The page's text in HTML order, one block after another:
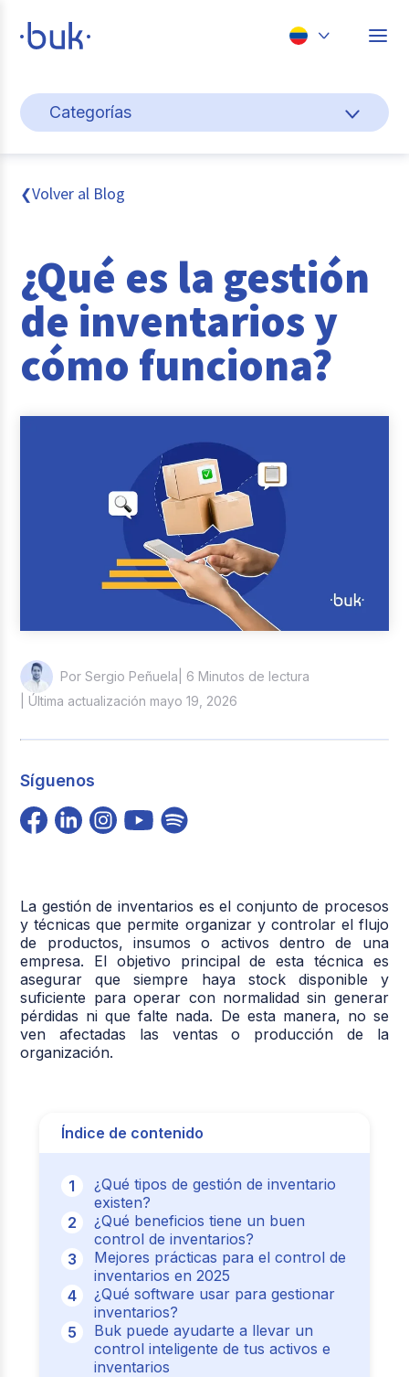
Perú
Categorías
Cultura y bienestar laboral
Gestión de personas
Pago de nómina
Buk
Transformación digital
Casos de éxito
Columna del Experto
Entrevistas
❮Volver al Blog
¿Qué es la gestión
de inventarios y
cómo funciona?
Por Sergio Peñuela | 6 Minutos de lectura
| Última actualización mayo 19, 2026
Síguenos
La gestión de inventarios es el conjunto de procesos
y técnicas que permite organizar y controlar el flujo
de productos, insumos o activos dentro de una
empresa. El objetivo principal de esta técnica es
asegurar que siempre haya stock disponible y
suficiente para operar con normalidad sin generar
pérdidas ni que falte nada. De esta manera, no se
ven afectadas las ventas o producción de la
organización.
Índice de contenido
¿Qué tipos de gestión de inventario
existen?
¿Qué beneficios tiene un buen
control de inventarios?
Mejores prácticas para el control de
inventarios en 2025
¿Qué software usar para gestionar
inventarios?
Buk puede ayudarte a llevar un
control inteligente de tus activos e
inventarios